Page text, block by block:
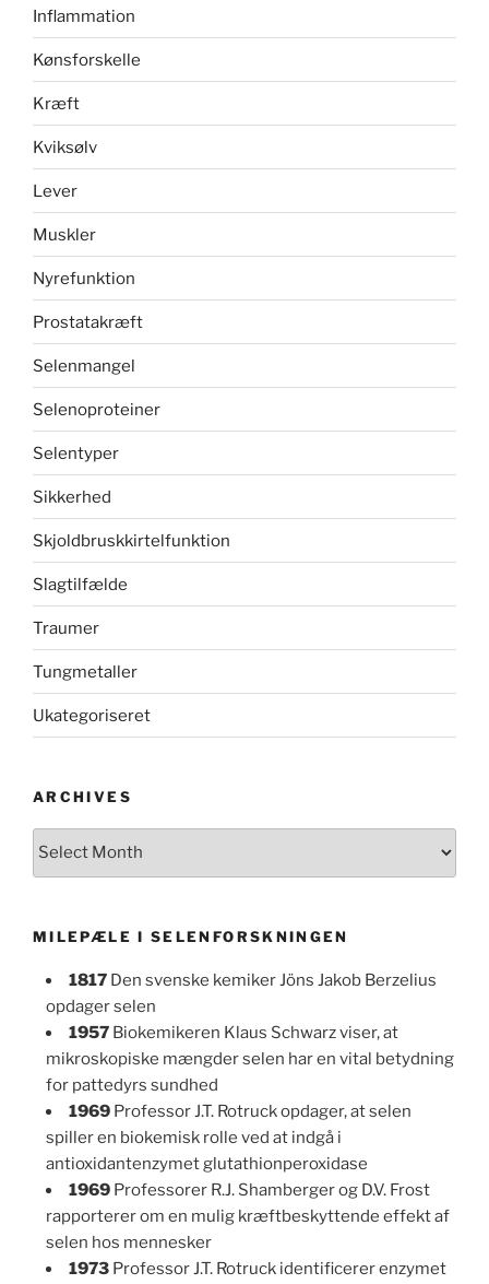
Inflammation
Kønsforskelle
Kræft
Kviksølv
Lever
Muskler
Nyrefunktion
Prostatakræft
Selenmangel
Selenoproteiner
Selentyper
Sikkerhed
Skjoldbruskkirtelfunktion
Slagtilfælde
Traumer
Tungmetaller
Ukategoriseret
ARCHIVES
Archives
MILEPÆLE I SELENFORSKNINGEN
1817 Den svenske kemiker Jöns Jakob Berzelius
opdager selen
1957 Biokemikeren Klaus Schwarz viser, at
mikroskopiske mængder selen har en vital betydning
for pattedyrs sundhed
1969 Professor J.T. Rotruck opdager, at selen
spiller en biokemisk rolle ved at indgå i
antioxidantenzymet glutathionperoxidase
1969 Professorer R.J. Shamberger og D.V. Frost
rapporterer om en mulig kræftbeskyttende effekt af
selen hos mennesker
1973 Professor J.T. Rotruck identificerer enzymet